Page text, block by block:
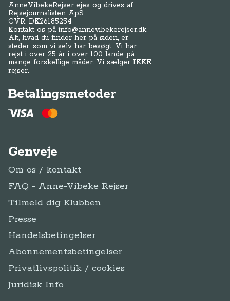
AnneVibekeRejser ejes og drives af
Rejsejournalisten ApS
CVR: DK26185254
Kontakt os påinfo@annevibekerejser.dk
Alt, hvad du finder her på siden, er
steder, som vi selv har besøgt. Vi har
rejst i over 25 år i over 100 lande på
mange forskellige måder. Vi sælger IKKE
rejser.
Betalingsmetoder
Genveje
Om os / kontakt
FAQ - Anne-Vibeke Rejser
Tilmeld dig Klubben
Presse
Handelsbetingelser
Abonnementsbetingelser
Privatlivspolitik / cookies
Juridisk Info